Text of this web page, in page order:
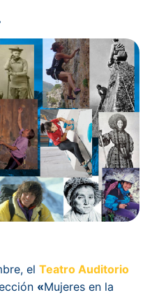
el Teatro Auditorio
«Mujeres en la